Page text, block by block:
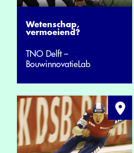
Wetenschap,
vermoeiend?
TNO Delft –
BouwinnovatieLab